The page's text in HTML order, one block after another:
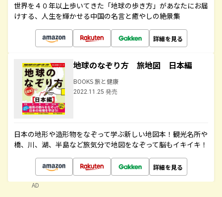
世界を４０年以上歩いてきた「地球の歩き方」があなたにお届
けする、人生を輝かせる中国の名言と癒やしの絶景集
詳細を見る
地球のなぞり方 旅地図 日本編
BOOKS 旅と健康
2022.11.25 発売
日本の地形や造形物をなぞって学ぶ新しい地図本！観光名所や
橋、川、湖、半島など旅気分で地図をなぞって脳もイキイキ！
詳細を見る
AD